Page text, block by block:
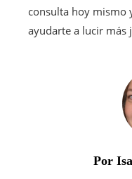
consulta hoy mismo
ayudarte a lucir más
Por